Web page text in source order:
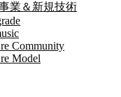
業＆新規技術
Community
Model